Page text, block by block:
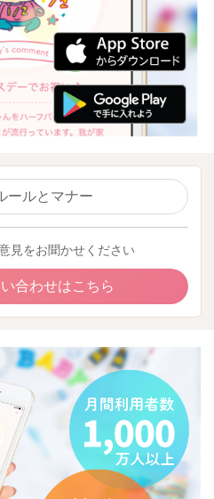
ールとマナー
見をお聞かせください
合わせはこちら